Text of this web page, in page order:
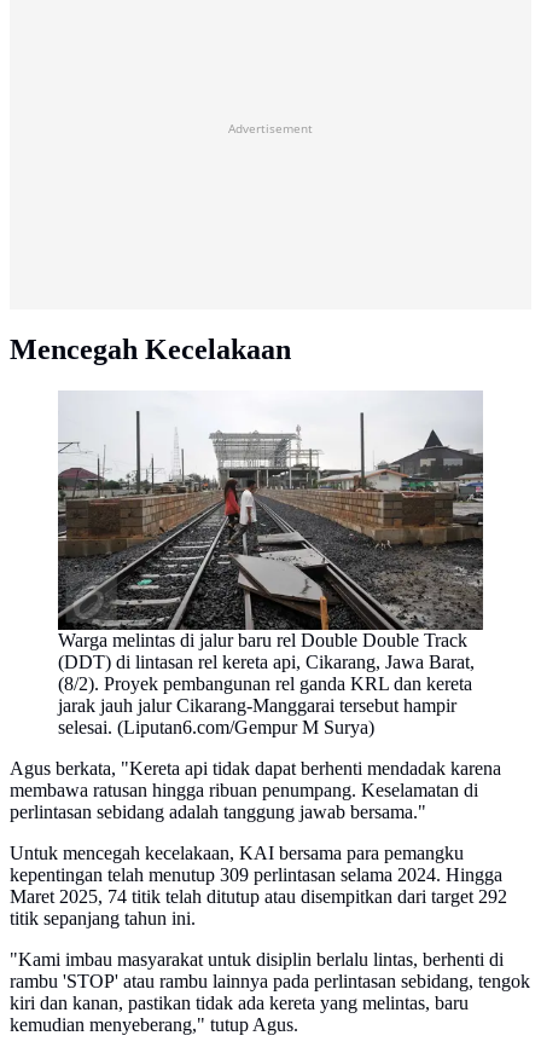
Advertisement
Mencegah Kecelakaan
Warga melintas di jalur baru rel Double Double Track
(DDT) di lintasan rel kereta api, Cikarang, Jawa Barat,
(8/2). Proyek pembangunan rel ganda KRL dan kereta
jarak jauh jalur Cikarang-Manggarai tersebut hampir
selesai. (Liputan6.com/Gempur M Surya)
Agus berkata, "Kereta api tidak dapat berhenti mendadak karena
membawa ratusan hingga ribuan penumpang. Keselamatan di
perlintasan sebidang adalah tanggung jawab bersama."
Untuk mencegah kecelakaan, KAI bersama para pemangku
kepentingan telah menutup 309 perlintasan selama 2024. Hingga
Maret 2025, 74 titik telah ditutup atau disempitkan dari target 292
titik sepanjang tahun ini.
"Kami imbau masyarakat untuk disiplin berlalu lintas, berhenti di
rambu 'STOP' atau rambu lainnya pada perlintasan sebidang, tengok
kiri dan kanan, pastikan tidak ada kereta yang melintas, baru
kemudian menyeberang," tutup Agus.